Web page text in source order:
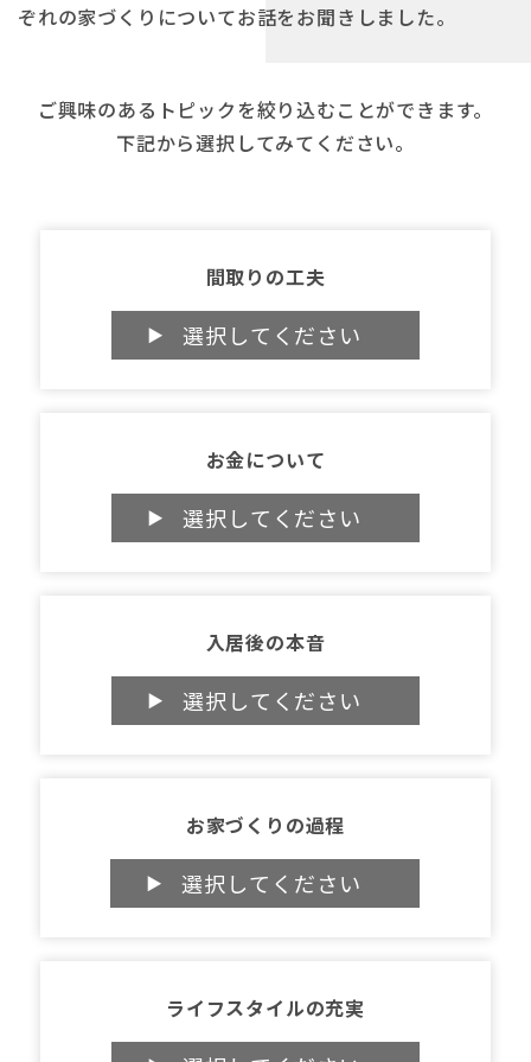
ぞれの家づくりについてお話をお聞きしました。
ご興味のあるトピックを絞り込むことができます。
下記から選択してみてください。
間取りの工夫
お金について
入居後の本音
お家づくりの過程
ライフスタイルの充実